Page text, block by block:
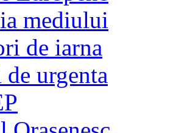
mediului
de iarna
urgenta